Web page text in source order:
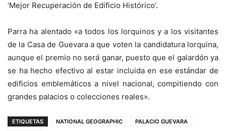
‘Mejor Recuperación de Edificio Histórico’.
Parra ha alentado «a todos los lorquinos y a los visitantes
de la Casa de Guevara a que voten la candidatura lorquina,
aunque el premio no será ganar, puesto que el galardón ya
se ha hecho efectivo al estar incluida en ese estándar de
edificios emblemáticos a nivel nacional, compitiendo con
grandes palacios o colecciones reales».
ETIQUETAS NATIONAL GEOGRAPHIC
PALACIO GUEVARA